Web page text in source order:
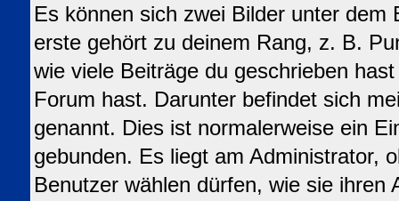
Es können sich zwei Bilder unter dem
erste gehört zu deinem Rang, z. B.
wie viele Beiträge du geschrieben
Forum hast. Darunter befindet sich
genannt. Dies ist normalerweise ein
gebunden. Es liegt am Administrator,
Benutzer wählen dürfen, wie sie ihren